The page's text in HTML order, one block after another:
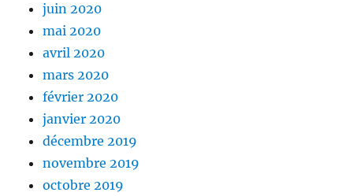
juin 2020
mai 2020
avril 2020
mars 2020
février 2020
janvier 2020
décembre 2019
novembre 2019
octobre 2019